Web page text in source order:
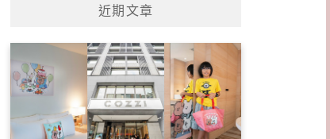
近期文章